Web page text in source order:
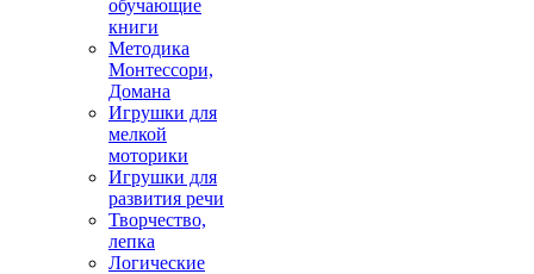
обучающие
книги
Методика
Монтессори,
Домана
Игрушки для
мелкой
моторики
Игрушки для
развития речи
Творчество,
лепка
Логические